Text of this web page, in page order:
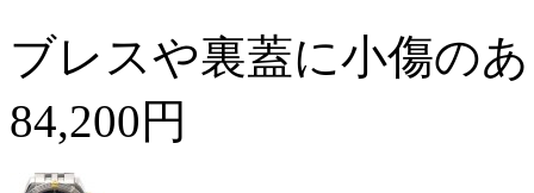
ブレスや裏蓋に小傷の
84,200円